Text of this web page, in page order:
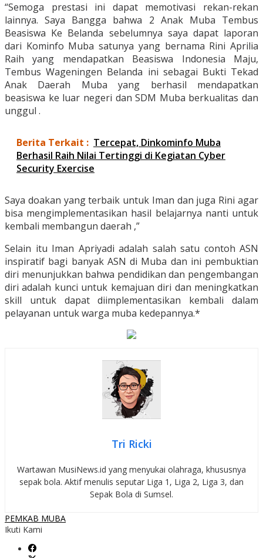
“Semoga prestasi ini dapat memotivasi rekan-rekan
lainnya. Saya Bangga bahwa 2 Anak Muba Tembus
Beasiswa Ke Belanda sebelumnya saya dapat laporan
dari Kominfo Muba satunya yang bernama Rini Aprilia
Raih yang mendapatkan Beasiswa Indonesia Maju,
Tembus Wageningen Belanda ini sebagai Bukti Tekad
Anak Daerah Muba yang berhasil mendapatkan
beasiswa ke luar negeri dan SDM Muba berkualitas dan
unggul .
Berita Terkait : Tercepat, Dinkominfo Muba
Berhasil Raih Nilai Tertinggi di Kegiatan Cyber
Security Exercise
Saya doakan yang terbaik untuk Iman dan juga Rini agar
bisa mengimplementasikan hasil belajarnya nanti untuk
kembali membangun daerah ,”
Selain itu Iman Apriyadi adalah salah satu contoh ASN
inspiratif bagi banyak ASN di Muba dan ini pembuktian
diri menunjukkan bahwa pendidikan dan pengembangan
diri adalah kunci untuk kemajuan diri dan meningkatkan
skill untuk dapat diimplementasikan kembali dalam
pelayanan untuk warga muba kedepannya.*
Tri Ricki
Wartawan MusiNews.id yang menyukai olahraga, khususnya
sepak bola. Aktif menulis seputar Liga 1, Liga 2, Liga 3, dan
Sepak Bola di Sumsel.
PEMKAB MUBA
Ikuti Kami